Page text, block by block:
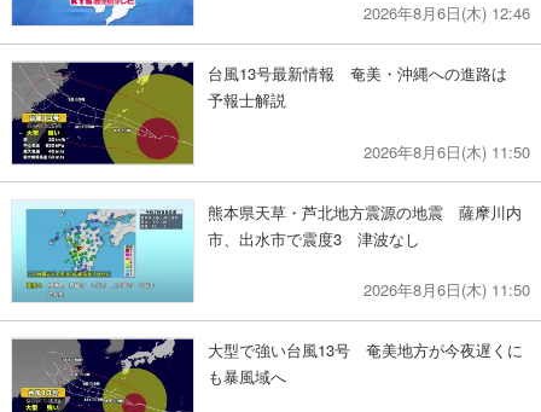
2026年8月6日(木) 12:46
台風13号最新情報 奄美・沖縄への進路は
予報士解説
2026年8月6日(木) 11:50
熊本県天草・芦北地方震源の地震 薩摩川内
市、出水市で震度3 津波なし
2026年8月6日(木) 11:50
大型で強い台風13号 奄美地方が今夜遅くに
も暴風域へ